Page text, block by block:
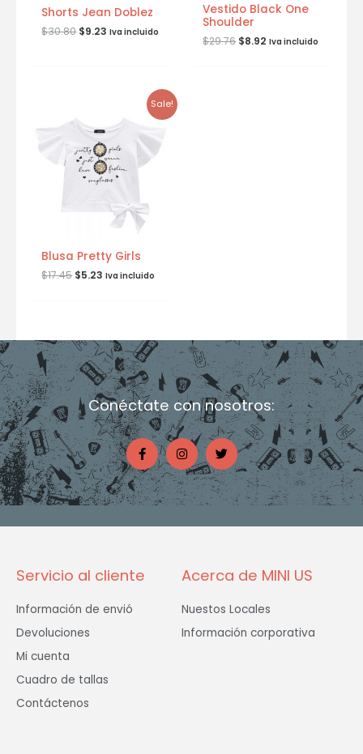
Shorts Jean Doblez
$30.80 $9.23 Iva incluido
Vestido Black One
Shoulder
$29.76 $8.92 Iva incluido
Sale!
Blusa Pretty Girls
$17.45 $5.23 Iva incluido
Conéctate con nosotros:
F
a
c
e
b
o
o
-
I
n
s
t
a
g
r
m
T
w
i
t
t
e
Servicio al cliente
Información de envió
Devoluciones
Mi cuenta
Cuadro de tallas
Contáctenos
Acerca de MINI US
Nuestos Locales
Información corporativa